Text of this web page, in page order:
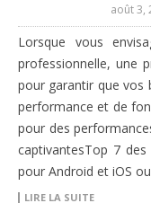
août 3,
Lorsque vous
professionnelle, une
pour garantir que vos
performance et de
pour des
captivantesTop 7 des
pour Android et iOS
LIRE LA SUITE